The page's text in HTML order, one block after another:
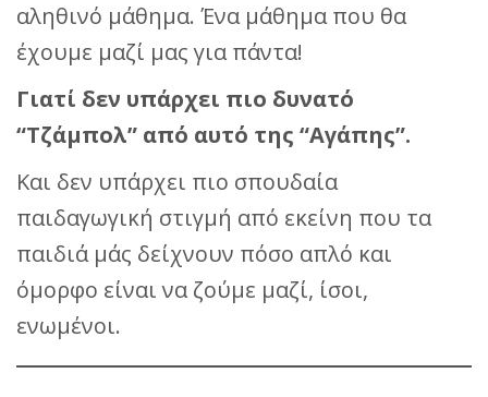
αληθινό μάθημα. Ένα μάθημα που θα
έχουμε μαζί μας για πάντα!
Γιατί δεν υπάρχει πιο δυνατό
“Τζάμπολ” από αυτό της “Αγάπης”.
Και δεν υπάρχει πιο σπουδαία
παιδαγωγική στιγμή από εκείνη που τα
παιδιά μάς δείχνουν πόσο απλό και
όμορφο είναι να ζούμε μαζί, ίσοι,
ενωμένοι.